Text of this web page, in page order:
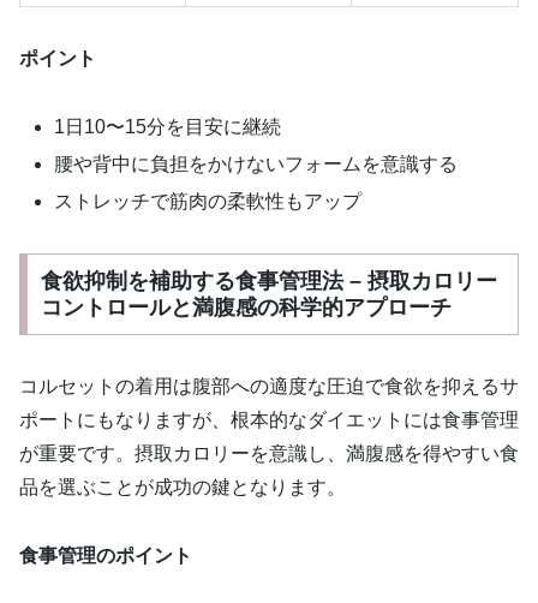
ポイント
1日10〜15分を目安に継続
腰や背中に負担をかけないフォームを意識する
ストレッチで筋肉の柔軟性もアップ
食欲抑制を補助する食事管理法 – 摂取カロリー
コントロールと満腹感の科学的アプローチ
コルセットの着用は腹部への適度な圧迫で食欲を抑えるサ
ポートにもなりますが、根本的なダイエットには食事管理
が重要です。摂取カロリーを意識し、満腹感を得やすい食
品を選ぶことが成功の鍵となります。
食事管理のポイント